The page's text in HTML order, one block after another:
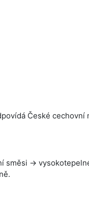
České cechovní
směsi →